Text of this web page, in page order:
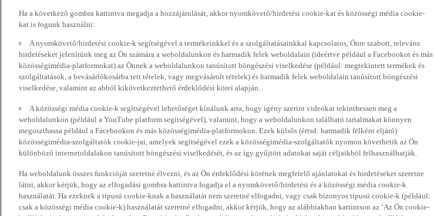
Ha a következő gombra kattintva megadja a hozzájárulását, akkor nyomkövető/hirdetési cookie-kat és közösségi média cookie-
kat is fogunk használni:
A nyomkövető/hirdetési cookie-k segítségével a termékeinkkel és a szolgáltatásainkkal kapcsolatos, Önre szabott, releváns
hirdetéseket jelenítünk meg az Ön számára a weboldalunkon és harmadik felek weboldalain (ideértve például a Facebookot és más
közösségimédia-platformokat) az Önnek a weboldalunkon tanúsított böngészési viselkedése (például: megtekintett termékek és
szolgáltatások, a bevásárlókosárba tett tételek, vagy megvásárolt tételek) és harmadik felek weboldalain tanúsított böngészési
viselkedése, valamint az abból kikövetkeztethető érdeklődési körei alapján.
A közösségi média cookie-k segítségével lehetőséget kínálunk arra, hogy igény szerint videókat tekinthessen meg a
weboldalunkon (például a YouTube platform segítségével), valamint, hogy a weboldalunkon található tartalmakat könnyen
megoszthassa például a Facebookon és más közösségimédia-platformokon. Ezek külsős (értsd: harmadik félként eljáró)
közösségimédia-szolgáltatók cookie-jai, amelyek segítségével ezek a közösségimédia-szolgáltatók nyomon követhetik az Ön
különböző internetoldalakon tanúsított böngészési viselkedését, és az így gyűjtött adatokat saját céljaikból felhasználhatják.
Ha weboldalunk összes funkcióját szeretné élvezni, és az Ön érdeklődési körének megfelelő ajánlatokat és hirdetéseket szeretne
látni, akkor kérjük, hogy az elfogadási gombra kattintva fogadja el a nyomkövető/hirdetési és a közösségi média cookie-k
használatát. Ha ezeknek a típusú cookie-knak a használatát nem szeretné elfogadni, vagy csak bizonyos típusú cookie-k (például:
csak a közösségi média cookie-k) használatát szeretné elfogadni, akkor kérjük, hogy az alábbiakban kattintson az ‘Az Ön cookie-